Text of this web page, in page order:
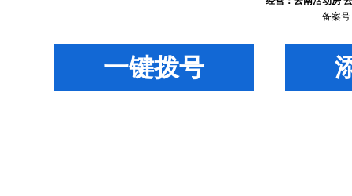
备案号
一键拨号